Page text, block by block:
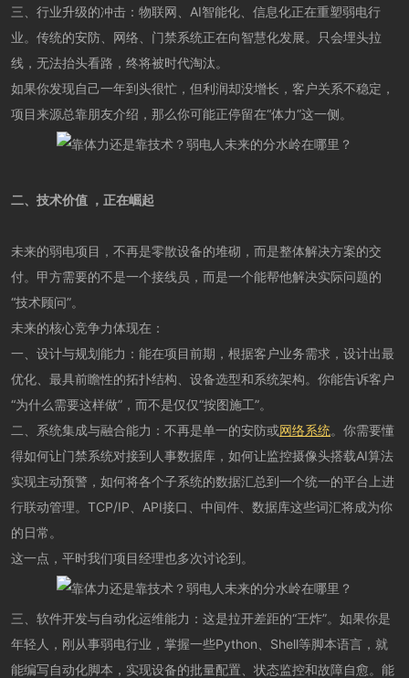
三、行业升级的冲击：物联网、AI智能化、信息化正在重塑弱电行
业。传统的安防、网络、门禁系统正在向智慧化发展。只会埋头拉
线，无法抬头看路，终将被时代淘汰。
如果你发现自己一年到头很忙，但利润却没增长，客户关系不稳定，
项目来源总靠朋友介绍，那么你可能正停留在“体力”这一侧。
二、技术价值 ，正在崛起
未来的弱电项目，不再是零散设备的堆砌，而是整体解决方案的交
付。甲方需要的不是一个接线员，而是一个能帮他解决实际问题的
“技术顾问”。
未来的核心竞争力体现在：
一、设计与规划能力：能在项目前期，根据客户业务需求，设计出最
优化、最具前瞻性的拓扑结构、设备选型和系统架构。你能告诉客户
“为什么需要这样做”，而不是仅仅“按图施工”。
二、系统集成与融合能力：不再是单一的安防或网络系统。你需要懂
得如何让门禁系统对接到人事数据库，如何让监控摄像头搭载AI算法
实现主动预警，如何将各个子系统的数据汇总到一个统一的平台上进
行联动管理。TCP/IP、API接口、中间件、数据库这些词汇将成为你
的日常。
这一点，平时我们项目经理也多次讨论到。
三、软件开发与自动化运维能力：这是拉开差距的“王炸”。如果你是
年轻人，刚从事弱电行业，掌握一些Python、Shell等脚本语言，就
能编写自动化脚本，实现设备的批量配置、状态监控和故障自愈。能